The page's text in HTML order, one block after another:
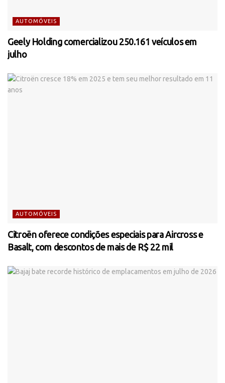
AUTOMÓVEIS
Geely Holding comercializou 250.161 veículos em
julho
AUTOMÓVEIS
Citroën oferece condições especiais para Aircross e
Basalt, com descontos de mais de R$ 22 mil